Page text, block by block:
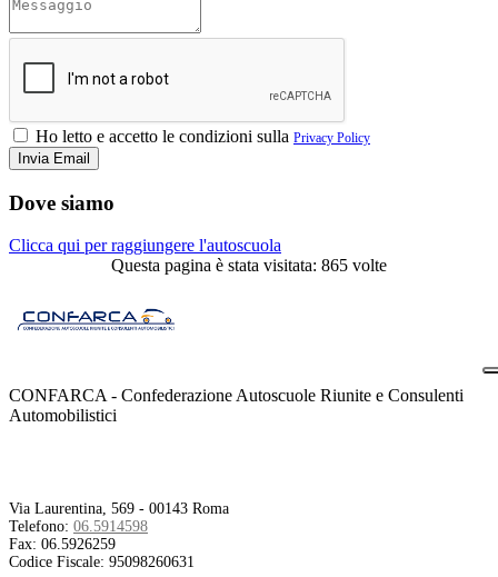
Ho letto e accetto le condizioni sulla Privacy Policy
Dove siamo
Clicca qui per raggiungere l'autoscuola
Questa pagina è stata visitata: 865 volte
CONFARCA - Confederazione Autoscuole Riunite e Consulenti
Automobilistici
Via Laurentina, 569 - 00143 Roma
Telefono: 06.5914598
Fax: 06.5926259
Codice Fiscale: 95098260631